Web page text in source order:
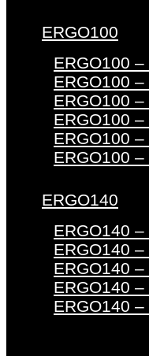
ERGO100
ERGO100
ERGO100 –
ERGO100
ERGO100
ERGO100
ERGO100
ERGO140
ERGO140
ERGO140 –
ERGO140
ERGO140
ERGO140